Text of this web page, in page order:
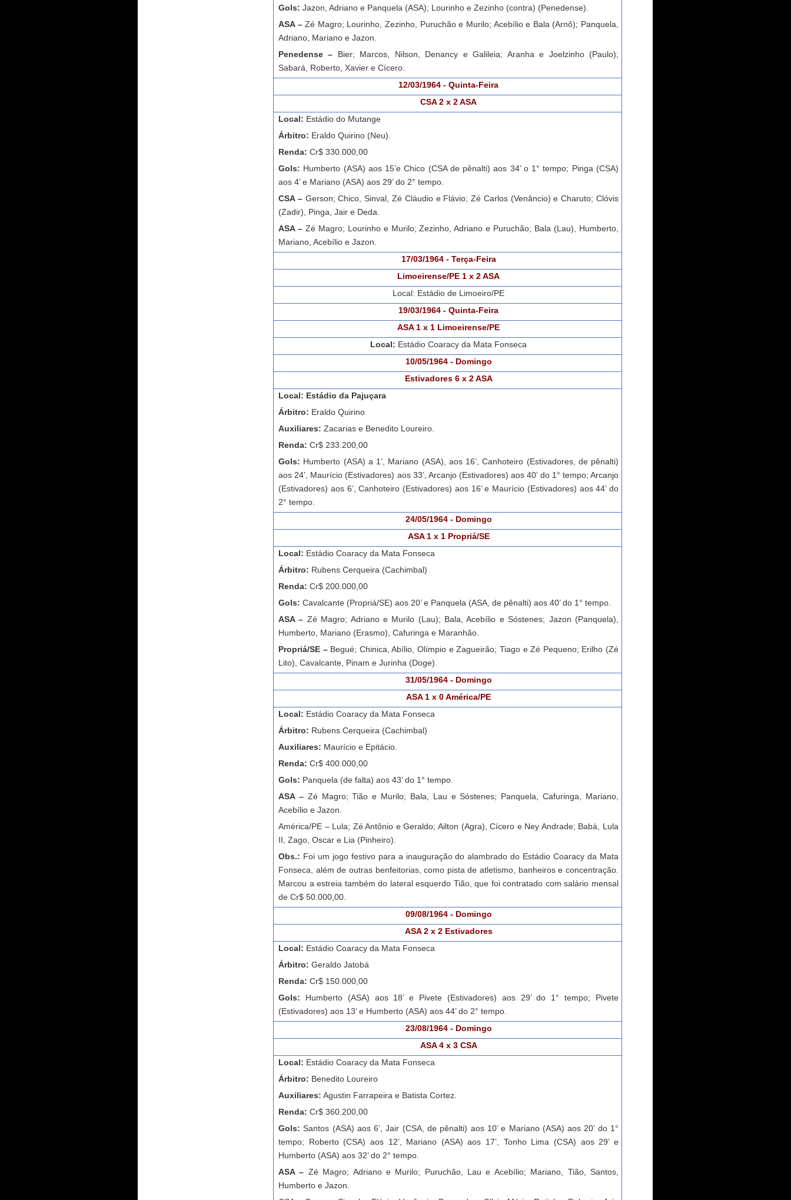
Gols: Jazon, Adriano e Panquela (ASA); Lourinho e Zezinho (contra) (Penedense).
ASA –Zé Magro; Lourinho, Zezinho, Puruchão e Murilo; Acebílio e Bala (Arnô); Panquela,
Adriano, Mariano e Jazon.
Penedense – Bier; Marcos, Nilson, Denancy e Galileia; Aranha e Joelzinho (Paulo);
Sabará, Roberto, Xavier e Cícero.
12/03/1964 - Quinta-Feira
CSA 2 x 2 ASA
Local: Estádio do Mutange
Árbitro: Eraldo Quirino (Neu).
Renda: Cr$ 330.000,00
Gols: Humberto (ASA) aos 15’e Chico (CSA de pênalti) aos 34’ o 1° tempo; Pinga (CSA)
aos 4’ e Mariano (ASA) aos 29’ do 2° tempo.
CSA –Gerson; Chico, Sinval, Zé Cláudio e Flávio; Zé Carlos (Venâncio) e Charuto; Clóvis
(Zadir), Pinga, Jair e Deda.
ASA –Zé Magro; Lourinho e Murilo; Zezinho, Adriano e Puruchão; Bala (Lau), Humberto,
Mariano, Acebílio e Jazon.
17/03/1964 - Terça-Feira
Limoeirense/PE 1 x 2 ASA
Local: Estádio de Limoeiro/PE
19/03/1964 - Quinta-Feira
ASA 1 x 1 Limoeirense/PE
Local: Estádio Coaracy da Mata Fonseca
10/05/1964 - Domingo
Estivadores 6 x 2 ASA
Local: Estádio da Pajuçara
Árbitro: Eraldo Quirino
Auxiliares: Zacarias e Benedito Loureiro.
Renda: Cr$ 233.200,00
Gols: Humberto (ASA) a 1’, Mariano (ASA), aos 16’, Canhoteiro (Estivadores, de pênalti)
aos 24’, Maurício (Estivadores) aos 33’, Arcanjo (Estivadores) aos 40’ do 1° tempo; Arcanjo
(Estivadores) aos 6’, Canhoteiro (Estivadores) aos 16’ e Maurício (Estivadores) aos 44’ do
2° tempo.
24/05/1964 - Domingo
ASA 1 x 1 Propriá/SE
Local: Estádio Coaracy da Mata Fonseca
Árbitro: Rubens Cerqueira (Cachimbal)
Renda: Cr$ 200.000,00
Gols: Cavalcante (Propriá/SE) aos 20’ e Panquela (ASA, de pênalti) aos 40’ do 1° tempo.
ASA – Zé Magro; Adriano e Murilo (Lau); Bala, Acebílio e Sóstenes; Jazon (Panquela),
Humberto, Mariano (Erasmo), Cafuringa e Maranhão.
Propriá/SE –Begué; Chinica, Abílio, Olímpio e Zagueirão; Tiago e Zé Pequeno; Erilho (Zé
Lito), Cavalcante, Pinam e Jurinha (Doge).
31/05/1964 - Domingo
ASA 1 x 0 América/PE
Local: Estádio Coaracy da Mata Fonseca
Árbitro: Rubens Cerqueira (Cachimbal)
Auxiliares: Maurício e Epitácio.
Renda: Cr$ 400.000,00
Gols: Panquela (de falta) aos 43’ do 1° tempo.
ASA –Zé Magro; Tião e Murilo; Bala, Lau e Sóstenes; Panquela, Cafuringa, Mariano,
Acebílio e Jazon.
América/PE – Lula; Zé Antônio e Geraldo; Ailton (Agra), Cícero e Ney Andrade; Babá, Lula
II, Zago, Oscar e Lia (Pinheiro).
Obs.: Foi um jogo festivo para a inauguração do alambrado do Estádio Coaracy da Mata
Fonseca, além de outras benfeitorias, como pista de atletismo, banheiros e concentração.
Marcou a estreia também do lateral esquerdo Tião, que foi contratado com salário mensal
de Cr$ 50.000,00.
09/08/1964 - Domingo
ASA 2 x 2 Estivadores
Local: Estádio Coaracy da Mata Fonseca
Árbitro: Geraldo Jatobá
Renda: Cr$ 150.000,00
Gols: Humberto (ASA) aos 18’ e Pivete (Estivadores) aos 29’ do 1° tempo; Pivete
(Estivadores) aos 13’ e Humberto (ASA) aos 44’ do 2° tempo.
23/08/1964 - Domingo
ASA 4 x 3 CSA
Local: Estádio Coaracy da Mata Fonseca
Árbitro: Benedito Loureiro
Auxiliares: Agustin Farrapeira e Batista Cortez.
Renda: Cr$ 360.200,00
Gols: Santos (ASA) aos 6’, Jair (CSA, de pênalti) aos 10’ e Mariano (ASA) aos 20’ do 1°
tempo; Roberto (CSA) aos 12’, Mariano (ASA) aos 17’, Tonho Lima (CSA) aos 29’ e
Humberto (ASA) aos 32’ do 2° tempo.
ASA – Zé Magro; Adriano e Murilo; Puruchão, Lau e Acebílio; Mariano, Tião, Santos,
Humberto e Jazon.